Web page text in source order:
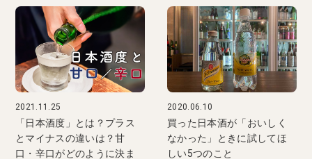
2021.11.25
「日本酒度」とは？プラス
とマイナスの違いは？甘
口・辛口がどのように決ま
2020.06.10
買った日本酒が「おいしく
なかった」ときに試してほ
しい5つのこと